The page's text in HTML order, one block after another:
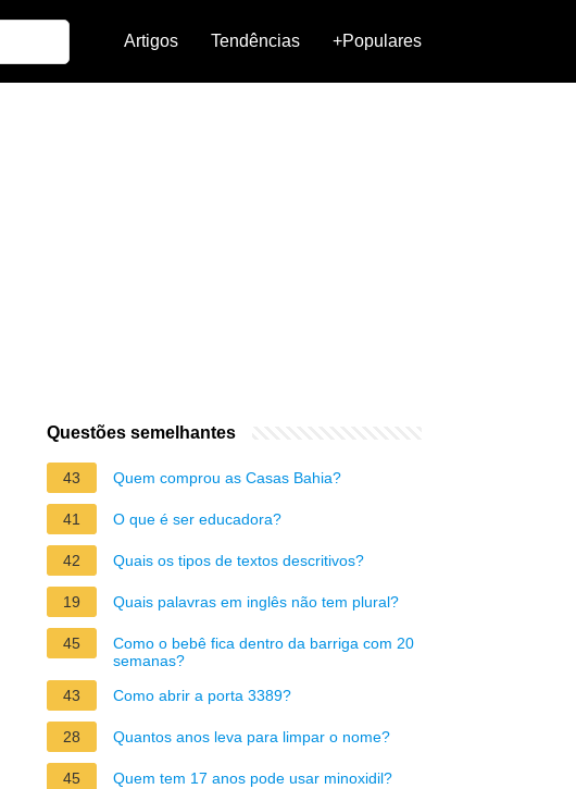
Artigos Tendências +Populares
Questões semelhantes
43 Quem comprou as Casas Bahia?
41 O que é ser educadora?
42 Quais os tipos de textos descritivos?
19 Quais palavras em inglês não tem plural?
45
Como o bebê fica dentro da barriga com 20
semanas?
43
Como abrir a porta 3389?
28 Quantos anos leva para limpar o nome?
45 Quem tem 17 anos pode usar minoxidil?